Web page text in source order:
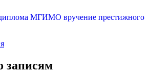
МГИМО вручение престижного
записям